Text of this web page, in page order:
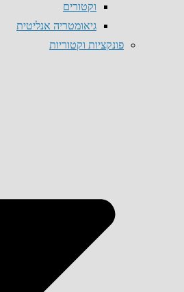
וקטורים
גיאומטריה אנליטית
פונקציות וקטוריות